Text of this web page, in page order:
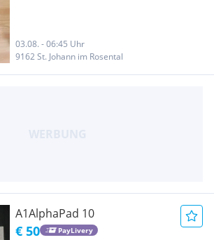
03.08. - 06:45 Uhr
9162 St. Johann im Rosental
A1AlphaPad 10
€ 50 PayLivery